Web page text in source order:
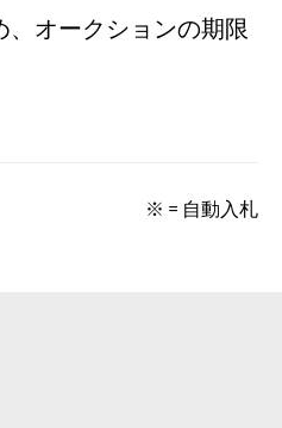
、オークションの期限
※ = 自動入札